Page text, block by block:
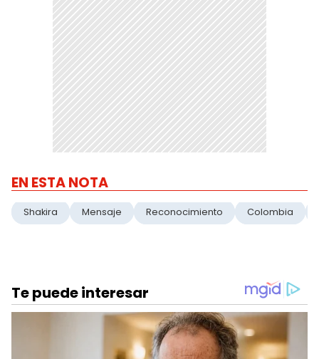
EN ESTA NOTA
Shakira Mensaje Reconocimiento Colombia